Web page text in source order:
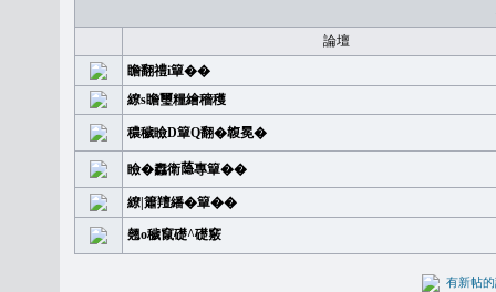
論壇
瞻翻禮i簞��
繚s瞻璽糧繪穡穫
穠穢瞼D簞Q翻�䪖冕�
瞼�䆐衛𦻕專簞��
繚|簫羶繙�簞��
翹o穢竄礎^礎竅
有新